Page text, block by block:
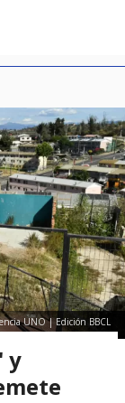
UNO | Edición BBCL
y